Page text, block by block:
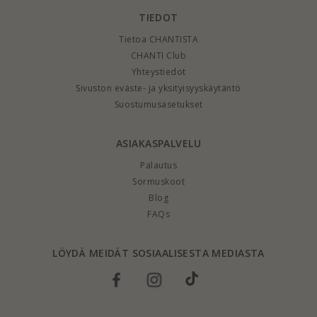
TIEDOT
Tietoa CHANTISTA
CHANTI Club
Yhteystiedot
Sivuston eväste- ja yksityisyyskäytäntö
Suostumusasetukset
ASIAKASPALVELU
Palautus
Sormuskoot
Blog
FAQs
LÖYDÄ MEIDÄT SOSIAALISESTA MEDIASTA